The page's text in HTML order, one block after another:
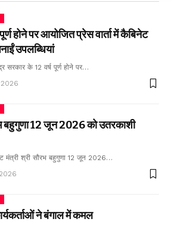
होने पर आयोजित प्रेस वार्ता में कैबिनेट
उपलब्धियां
के 12 वर्ष पूर्ण होने पर…
2026
बहुगुणा 12 जून 2026 को उतरकाशी
मंत्री श्री सौरभ बहुगुणा 12 जून 2026…
ने बंगाल में कमल